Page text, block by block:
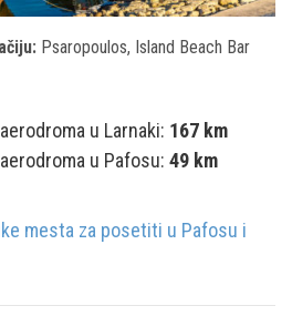
Psaropoulos, Island Beach Bar
u Larnaki: 167 km
u Pafosu: 49 km
mesta za posetiti u Pafosu i